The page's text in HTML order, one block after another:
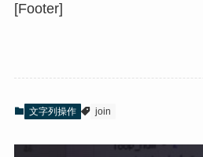
[Footer]
文字列操作 join